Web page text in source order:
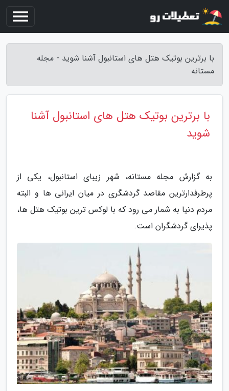
با برترین بوتیک هتل های استانبول آشنا شوید - مجله
مستانه
با برترین بوتیک هتل های استانبول آشنا
شوید
به گزارش مجله مستانه، شهر زیبای استانبول، یکی از
پرطرفدارترین مقاصد گردشگری در میان ایرانی ها و البته
مردم دنیا به شمار می رود که با لوکس ترین بوتیک هتل ها،
پذیرای گردشگران است.